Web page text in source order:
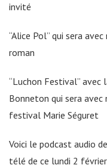
invité
“Alice Pol” qui sera
roman
“Luchon Festival” avec
Bonneton qui sera avec
festival Marie Séguret
Voici le podcast audio
télé de ce lundi 2